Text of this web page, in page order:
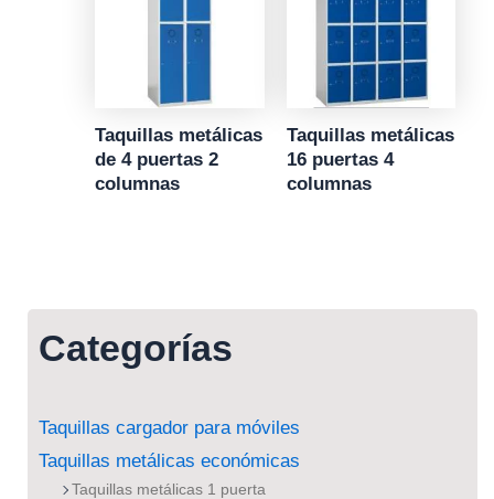
Categorías
Taquillas cargador para móviles
Taquillas metálicas económicas
Taquillas metálicas 1 puerta
Taquillas metálicas
de 4 puertas 2
columnas
Taquillas metálicas
16 puertas 4
columnas